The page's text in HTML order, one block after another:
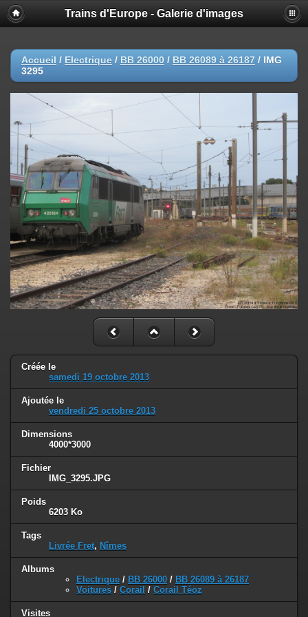
Trains d'Europe - Galerie d'images
Accueil / Electrique / BB 26000 / BB 26089 à 26187 / IMG
3295
Créée le
samedi 19 octobre 2013
Ajoutée le
vendredi 25 octobre 2013
Dimensions
4000*3000
Fichier
IMG_3295.JPG
Poids
6203 Ko
Tags
Livrée Fret, Nîmes
Albums
Electrique / BB 26000 / BB 26089 à 26187
Voitures / Corail / Corail Téoz
Visites